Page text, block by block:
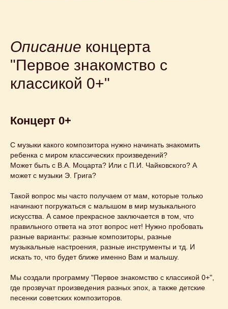
Описание концерта
"Первое знакомство с
классикой 0+"
Концерт 0+
С музыки какого композитора нужно начинать знакомить
ребенка с миром классических произведений?
Может быть с В.А. Моцарта? Или с П.И. Чайковского? А
может с музыки Э. Грига?
Такой вопрос мы часто получаем от мам, которые только
начинают погружаться с малышом в мир музыкального
искусства. А самое прекрасное заключается в том, что
правильного ответа на этот вопрос нет! Нужно пробовать
разные варианты: разные композиторы, разные
музыкальные настроения, разные инструменты и тд. И
искать то, что будет ближе именно Вам и малышу.
Мы создали программу "Первое знакомство с классикой 0+",
где прозвучат произведения разных эпох, а также детские
песенки советских композиторов.